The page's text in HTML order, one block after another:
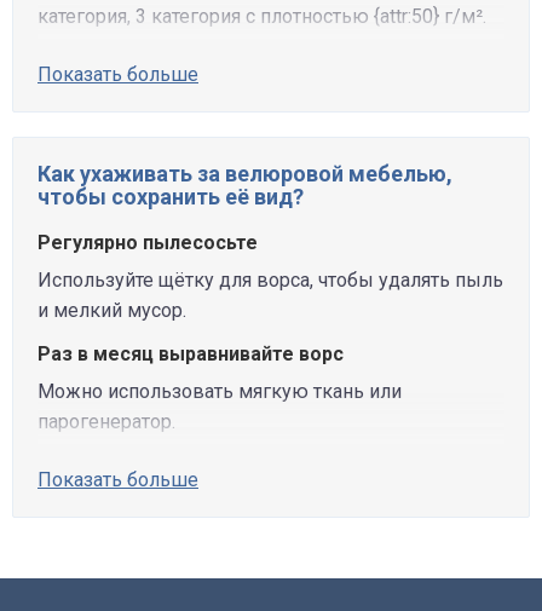
категория, 3 категория с плотностью {attr:50} г/м².
Показать больше
Как ухаживать за велюровой мебелью,
чтобы сохранить её вид?
Регулярно пылесосьте
Используйте щётку для ворса, чтобы удалять пыль
и мелкий мусор.
Раз в месяц выравнивайте ворс
Можно использовать мягкую ткань или
парогенератор.
Показать больше